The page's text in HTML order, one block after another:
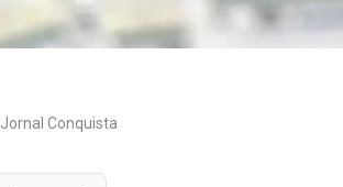
Jornal Conquista